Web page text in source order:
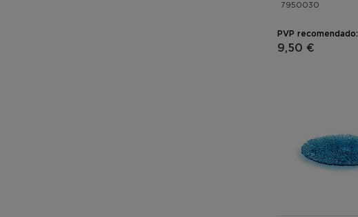
7950030
PVP recomendado:
9,50 €